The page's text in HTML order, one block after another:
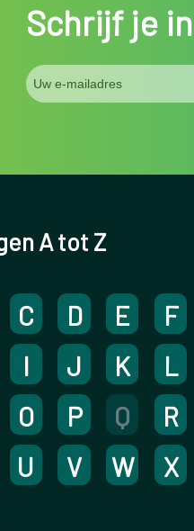
Schrijf je
A tot Z
C D E
F
I J K
L
O P Q
R
U V W
X